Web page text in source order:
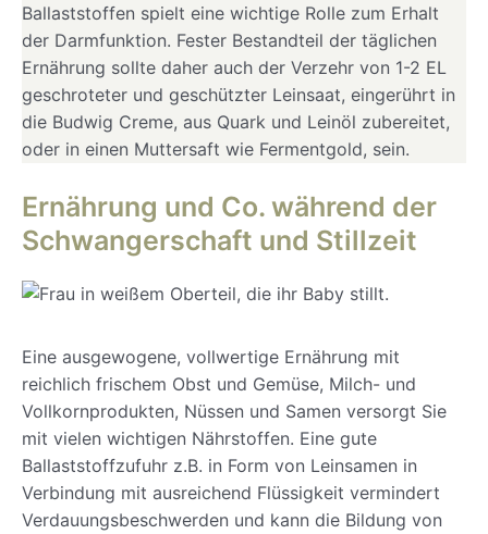
Ballaststoffen spielt eine wichtige Rolle zum Erhalt
der Darmfunktion. Fester Bestandteil der täglichen
Ernährung sollte daher auch der Verzehr von 1-2 EL
geschroteter und geschützter Leinsaat, eingerührt in
die Budwig Creme, aus Quark und Leinöl zubereitet,
oder in einen Muttersaft wie Fermentgold, sein.
Ernährung und Co. während der
Schwangerschaft und Stillzeit
Eine ausgewogene, vollwertige Ernährung mit
reichlich frischem Obst und Gemüse, Milch- und
Vollkornprodukten, Nüssen und Samen versorgt Sie
mit vielen wichtigen Nährstoffen. Eine gute
Ballaststoffzufuhr z.B. in Form von Leinsamen in
Verbindung mit ausreichend Flüssigkeit vermindert
Verdauungsbeschwerden und kann die Bildung von